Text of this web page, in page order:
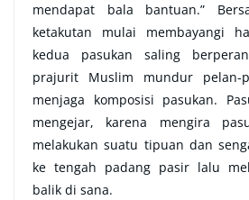
mendapat bala bantuan.”
ketakutan mulai membayangi
kedua pasukan saling
prajurit Muslim mundur pelan-
menjaga komposisi pasukan.
mengejar, karena mengira
melakukan suatu tipuan dan
ke tengah padang pasir lalu
balik di sana.